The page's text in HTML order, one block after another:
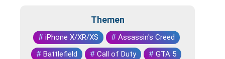
Themen
# iPhone X/XR/XS # Assassin's Creed
# Battlefield # Call of Duty # GTA 5